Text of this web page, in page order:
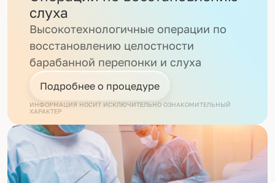
слуха
Высокотехнологичные операции по
восстановлению целостности
барабанной перепонки и слуха
Подробнее о процедуре
ИНФОРМАЦИЯ НОСИТ ИСКЛЮЧИТЕЛЬНО ОЗНАКОМИТЕЛЬНЫЙ
ХАРАКТЕР